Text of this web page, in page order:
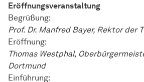
Eröffnungsveranstaltung
Begrüßung:
Prof. Dr. Manfred Bayer, Rektor der
Eröffnung:
Thomas Westphal,
Dortmund
Einführung: